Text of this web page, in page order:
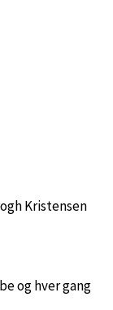
og hver gang